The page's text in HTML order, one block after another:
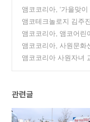
앰코코리아, ‘가을맞
앰코테크놀로지 김주
사 현장 방문
(0)
앰코코리아, 앰코어린
다!
(0)
앰코코리아, 사원문화
앰코코리아 사원자녀
관련글